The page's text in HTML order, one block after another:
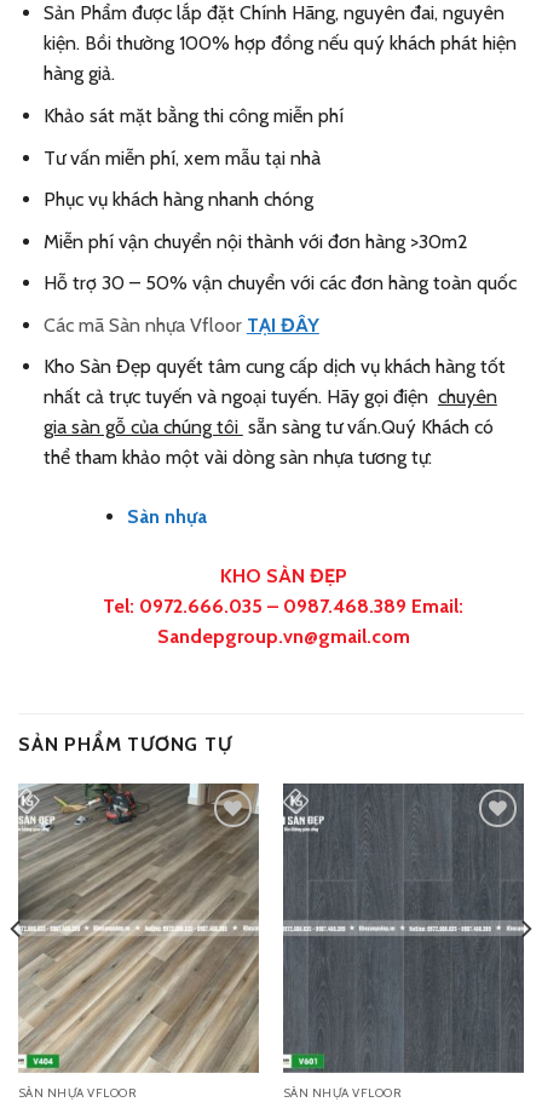
Sản Phẩm được lắp đặt Chính Hãng, nguyên đai, nguyên
kiện. Bồi thường 100% hợp đồng nếu quý khách phát hiện
hàng giả.
Khảo sát mặt bằng thi công miễn phí
Tư vấn miễn phí, xem mẫu tại nhà
Phục vụ khách hàng nhanh chóng
Miễn phí vận chuyển nội thành với đơn hàng >30m2
Hỗ trợ 30 – 50% vận chuyển với các đơn hàng toàn quốc
Các mã Sàn nhựa Vfloor TẠI ĐÂY
Kho Sàn Đẹp quyết tâm cung cấp dịch vụ khách hàng tốt
nhất cả trực tuyến và ngoại tuyến. Hãy gọi điện chuyên
gia sàn gỗ của chúng tôi sẵn sàng tư vấn.Quý Khách có
thể tham khảo một vài dòng sàn nhựa tương tự:
Sàn nhựa
KHO SÀN ĐẸP
Tel: 0972.666.035 – 0987.468.389 Email:
Sandepgroup.vn@gmail.com
SẢN PHẨM TƯƠNG TỰ
Add
to
wishlist
SÀN NHỰA VFLOOR SÀN NHỰA VFLOOR